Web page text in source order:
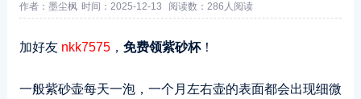
作者：墨尘枫 时间：2025-12-13 阅读数： 286人阅读
加好友 nkk7575， 免费领紫砂杯！
一般紫砂壶每天一泡，一个月左右壶的表面都会出现细微